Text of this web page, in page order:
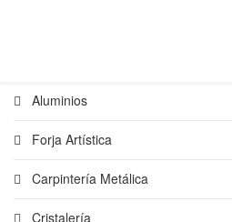
Aluminios
Forja Artística
Carpintería Metálica
Cristalería